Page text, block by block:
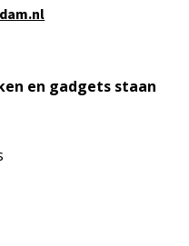
en gadgets staan